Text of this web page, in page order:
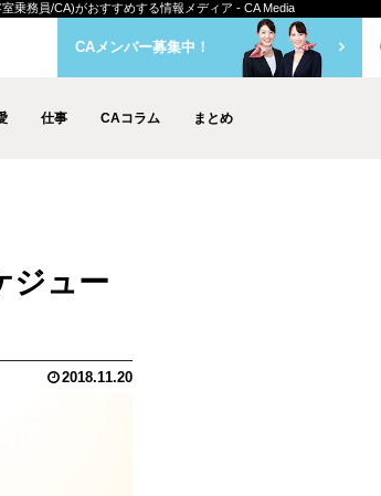
乗務員/CA)がおすすめする情報メディア - CA Media
仕事 CAコラム まとめ
CAメンバー募集中！
ジュー
2018.11.20